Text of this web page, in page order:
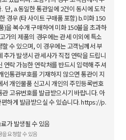
단, a.동일한 통관일에 2건이 동시에 도착
경우 (타 사이트 구매품 포함) b.미화 150
)을 복수개 구매하여 미화 150불을 초과하
가의 제품의 경우에는 관세 이외에 특소
수 있으며, 이 경우에는 고객님께서 부
추가 발생시 관세사가 직접 연락을 드립니
연락 가능한 연락처를 반드시 입력해 주셔
인통관부호를 기재하지 않으면 통관이 지
서 개인물품 신고시 개인의 주민등록번호
관 고유번호를 발급받으시기 바랍니다. 아
편하게 발급받으실 수 있습니다. https://p.
가 발생될 수 있음
요청할 수 있음